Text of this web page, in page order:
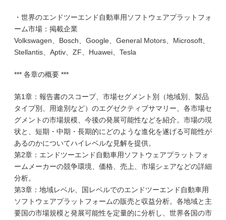
・世界のエンドツーエンド自動車用ソフトウェアプラットフォ
ーム市場：掲載企業
Volkswagen、Bosch、Google、General Motors、Microsoft、
Stellantis、Aptiv、ZF、Huawei、Tesla
*** 各章の概要 ***
第1章：報告書のスコープ、市場セグメント別（地域別、製品
タイプ別、用途別など）のエグゼクティブサマリー、各市場セ
グメントの市場規模、今後の発展可能性などを紹介。市場の現
状と、短期・中期・長期的にどのような進化を遂げる可能性が
あるのかについてハイレベルな見解を提供。
第2章：エンドツーエンド自動車用ソフトウェアプラットフォ
ームメーカーの競争環境、価格、売上、市場シェアなどの詳細
分析。
第3章：地域レベル、国レベルでのエンドツーエンド自動車用
ソフトウェアプラットフォームの販売と収益分析。各地域と主
要国の市場規模と発展可能性を定量的に分析し、世界各国の市